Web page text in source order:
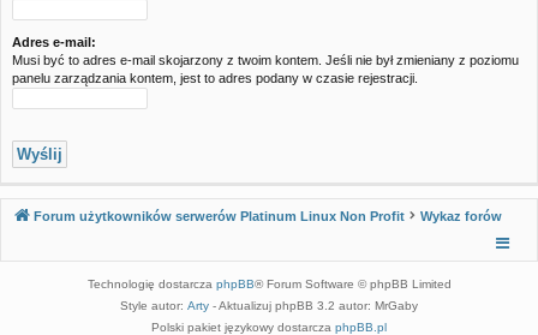
Adres e-mail:
Musi być to adres e-mail skojarzony z twoim kontem. Jeśli nie był zmieniany z poziomu
panelu zarządzania kontem, jest to adres podany w czasie rejestracji.
Forum użytkowników serwerów Platinum Linux Non Profit Wykaz forów
Technologię dostarcza phpBB® Forum Software © phpBB Limited
Style autor: Arty - Aktualizuj phpBB 3.2 autor: MrGaby
Polski pakiet językowy dostarcza phpBB.pl